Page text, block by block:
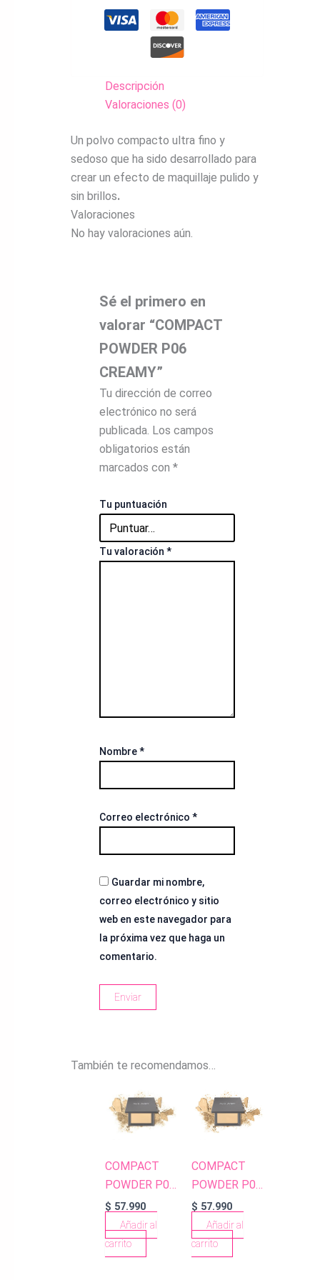
Descripción
Valoraciones (0)
Un polvo compacto ultra fino y
sedoso que ha sido desarrollado para
crear un efecto de maquillaje pulido y
sin brillos.
Valoraciones
No hay valoraciones aún.
Sé el primero en
valorar “COMPACT
POWDER P06
CREAMY”
Tu dirección de correo
electrónico no será
publicada. Los campos
obligatorios están
marcados con *
Tu puntuación
Tu valoración *
Nombre*
Correo electrónico *
Guardar mi nombre,
correo electrónico y sitio
web en este navegador para
la próxima vez que haga un
comentario.
También te recomendamos…
COMPACT
POWDER P05
BISQUE
$ 57.990
Añadir al
carrito
COMPACT
POWDER P06
CREAMY
$ 57.990
Añadir al
carrito